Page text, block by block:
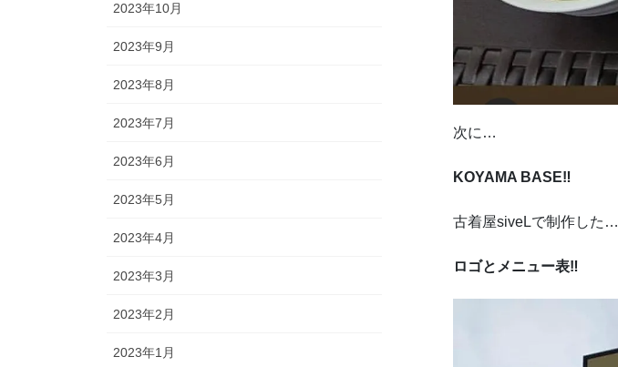
次に…
KOYAMA BASE‼︎
古着屋siveLで制作した…
ロゴとメニュー表‼︎
2023年10月
2023年9月
2023年8月
2023年7月
2023年6月
2023年5月
2023年4月
2023年3月
2023年2月
2023年1月